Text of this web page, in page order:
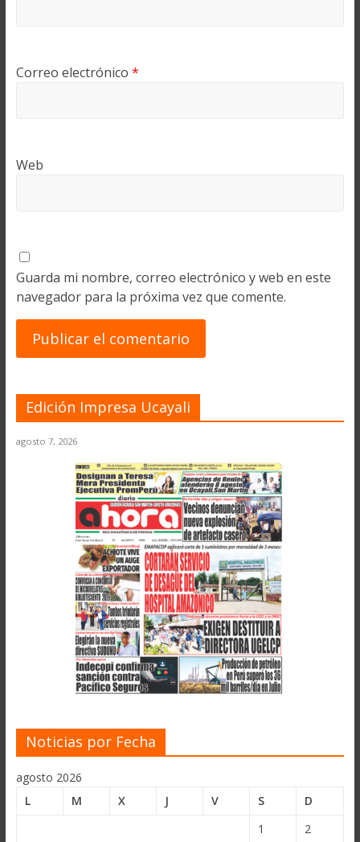
Correo electrónico *
Web
Guarda mi nombre, correo electrónico y web en este
navegador para la próxima vez que comente.
Edición Impresa Ucayali
agosto 7, 2026
Noticias por Fecha
agosto 2026
L
M X J V S
D
1
2